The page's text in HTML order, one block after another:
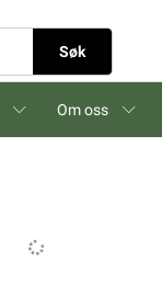
Søk
Om oss